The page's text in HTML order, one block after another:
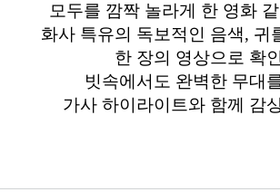
모두를 깜짝 놀라게 한 영화
화사 특유의 독보적인 음색, 귀
한 장의 영상으로 확
빗속에서도 완벽한 무대
가사 하이라이트와 함께 감